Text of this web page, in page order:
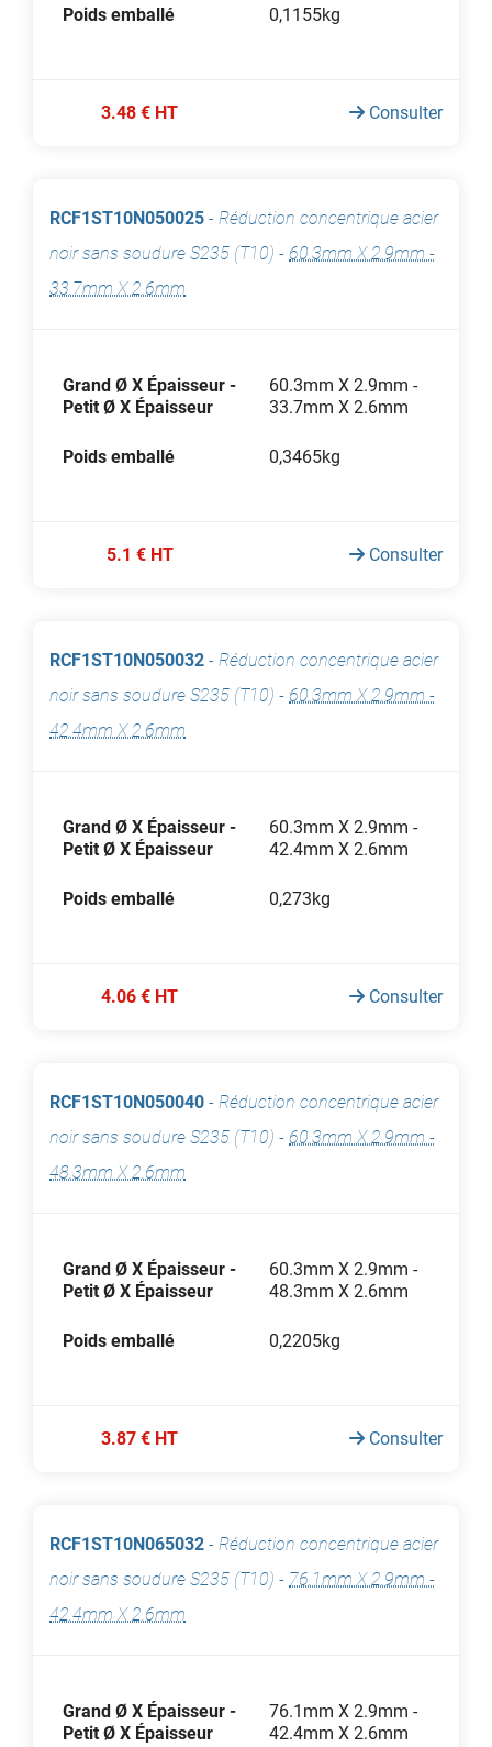
Poids emballé 0,1155kg
3.48 € HT Consulter
RCF1ST10N050025 - Réduction concentrique acier
noir sans soudure S235 (T10) - 60.3mm X 2.9mm -
33.7mm X 2.6mm
Grand Ø X Épaisseur -
Petit Ø X Épaisseur
60.3mm X 2.9mm -
33.7mm X 2.6mm
Poids emballé 0,3465kg
5.1 € HT Consulter
RCF1ST10N050032 - Réduction concentrique acier
noir sans soudure S235 (T10) - 60.3mm X 2.9mm -
42.4mm X 2.6mm
Grand Ø X Épaisseur -
Petit Ø X Épaisseur
60.3mm X 2.9mm -
42.4mm X 2.6mm
Poids emballé 0,273kg
4.06 € HT Consulter
RCF1ST10N050040 - Réduction concentrique acier
noir sans soudure S235 (T10) - 60.3mm X 2.9mm -
48.3mm X 2.6mm
Grand Ø X Épaisseur -
Petit Ø X Épaisseur
60.3mm X 2.9mm -
48.3mm X 2.6mm
Poids emballé 0,2205kg
3.87 € HT Consulter
RCF1ST10N065032 - Réduction concentrique acier
noir sans soudure S235 (T10) - 76.1mm X 2.9mm -
42.4mm X 2.6mm
Grand Ø X Épaisseur -
Petit Ø X Épaisseur
76.1mm X 2.9mm -
42.4mm X 2.6mm